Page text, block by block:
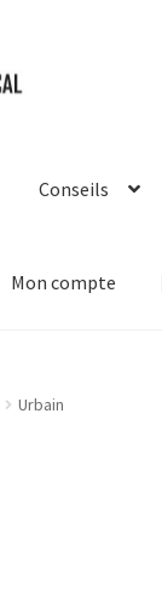
Conseils
Mon compte
Urbain